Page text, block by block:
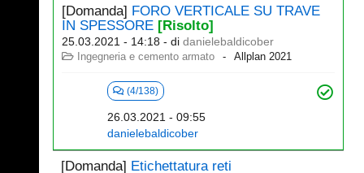
[Domanda] FORO VERTICALE SU TRAVE
IN SPESSORE [Risolto]
25.03.2021 - 14:18 - di danielebaldicober
Ingegneria e cemento armato Allplan 2021
(4/138)
26.03.2021 - 09:55
danielebaldicober
[Domanda] Etichettatura reti